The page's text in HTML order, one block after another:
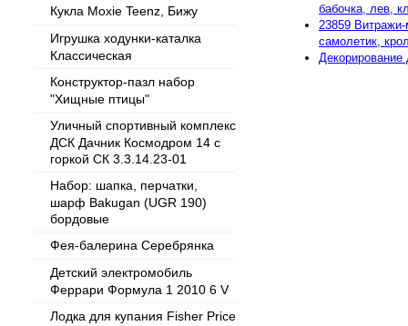
Кукла Moxie Teenz, Бижу
Игрушка ходунки-каталка
Классическая
Конструктор-пазл набор
"Хищные птицы"
Уличный спортивный комплекс
ДСК Дачник Космодром 14 с
горкой СК 3.3.14.23-01
Набор: шапка, перчатки,
шарф Bakugan (UGR 190)
бордовые
Фея-балерина Серебрянка
Детский электромобиль
Феррари Формула 1 2010 6 V
Лодка для купания Fisher Price
бабочка, лев,
23859
самолетик,
Декорирование